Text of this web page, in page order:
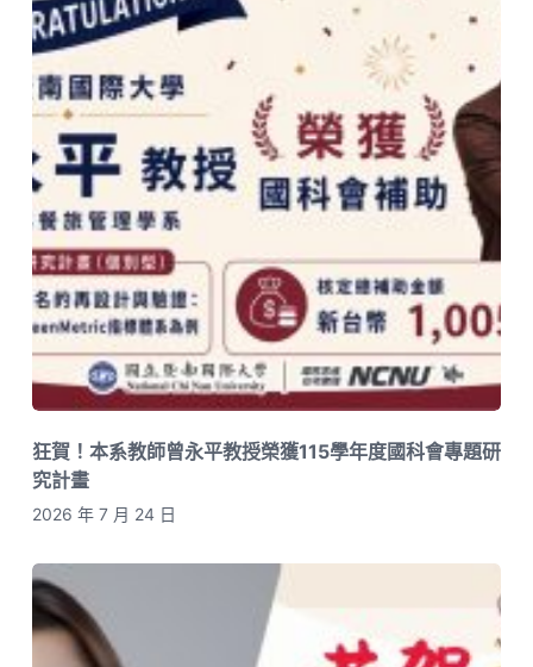
狂賀！本系教師曾永平教授榮獲115學年度國科會專題研
究計畫
2026 年 7 月 24 日